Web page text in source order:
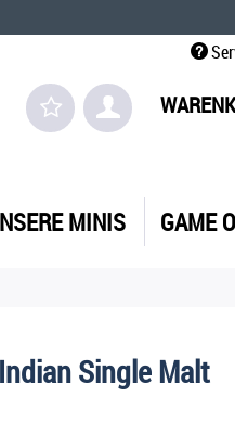
MINIS GAME
Single Malt